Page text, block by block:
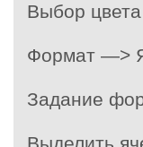
Выбор цвета
Формат —>
Задание